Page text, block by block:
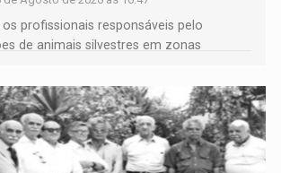
profissionais responsáveis pelo
de animais silvestres em zonas